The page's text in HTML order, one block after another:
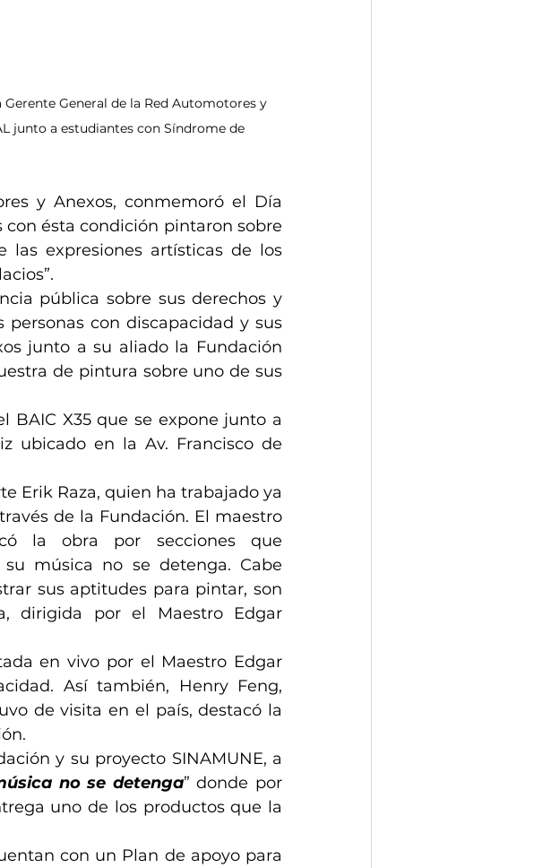
General de la Red Automotores y
junto a estudiantes con Síndrome de
y Anexos, conmemoró el Día
ésta condición pintaron sobre
las expresiones artísticas de los
pública sobre sus derechos y
con discapacidad y sus
junto a su aliado la Fundación
de pintura sobre uno de sus
BAIC X35 que se expone junto a
ubicado en la Av. Francisco de
Erik Raza, quien ha trabajado ya
de la Fundación. El maestro
la obra por secciones que
música no se detenga. Cabe
sus aptitudes para pintar, son
dirigida por el Maestro Edgar
en vivo por el Maestro Edgar
Así también, Henry Feng,
de visita en el país, destacó la
y su proyecto SINAMUNE, a
no se detenga” donde por
uno de los productos que la
con un Plan de apoyo para